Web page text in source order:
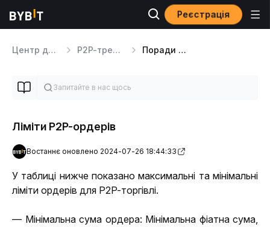
Реєстрація
Центр допомоги P2P-трейдинг Поради щодо P2P
Ліміти P2P-ордерів
Востаннє оновлено 2024-07-26 18:44:33
У таблиці нижче показано максимальні та мінімальні
ліміти ордерів для P2P-торгівлі.
— Мінімальна сума ордера: Мінімальна фіатна сума,